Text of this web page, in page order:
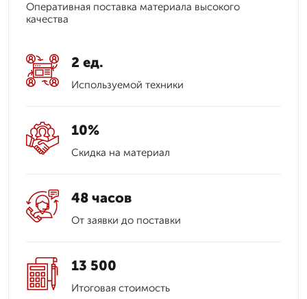
Оперативная поставка материала высокого
качества
2 ед.
Используемой техники
10%
Скидка на материал
48 часов
От заявки до поставки
13 500
Итоговая стоимость